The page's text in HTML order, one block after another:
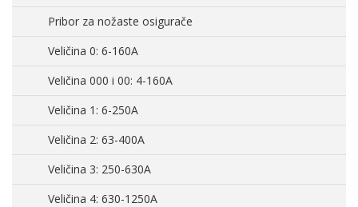
Pribor za nožaste osigurače
Veličina 0: 6-160A
Veličina 000 i 00: 4-160A
Veličina 1: 6-250A
Veličina 2: 63-400A
Veličina 3: 250-630A
Veličina 4: 630-1250A